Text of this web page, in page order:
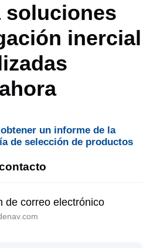
soluciones
inercial
un informe de la
de selección de productos
de correo electrónico